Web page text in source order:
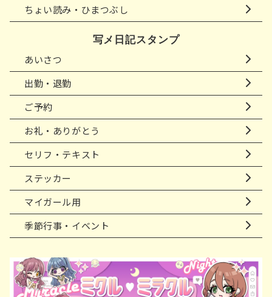
ちょい読み・ひまつぶし
写メ日記スタンプ
あいさつ
出勤・退勤
ご予約
お礼・ありがとう
セリフ・テキスト
ステッカー
マイガール用
季節行事・イベント